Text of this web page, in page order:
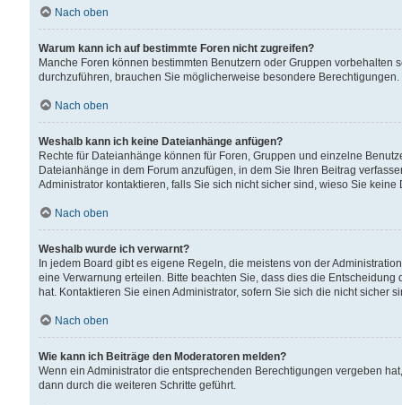
Nach oben
Warum kann ich auf bestimmte Foren nicht zugreifen?
Manche Foren können bestimmten Benutzern oder Gruppen
durchzuführen, brauchen Sie möglicherweise besondere
Nach oben
Weshalb kann ich keine Dateianhänge anfügen?
Rechte für Dateianhänge können für Foren, Gruppen und einzelne
Dateianhänge in dem Forum anzufügen, in dem Sie Ihren Beitrag
Administrator kontaktieren, falls Sie sich nicht sicher sind, wieso Sie
Nach oben
Weshalb wurde ich verwarnt?
In jedem Board gibt es eigene Regeln, die meistens von der
eine Verwarnung erteilen. Bitte beachten Sie, dass dies die
hat. Kontaktieren Sie einen Administrator, sofern Sie sich die nicht sicher
Nach oben
Wie kann ich Beiträge den Moderatoren melden?
Wenn ein Administrator die entsprechenden Berechtigungen vergeben
dann durch die weiteren Schritte geführt.